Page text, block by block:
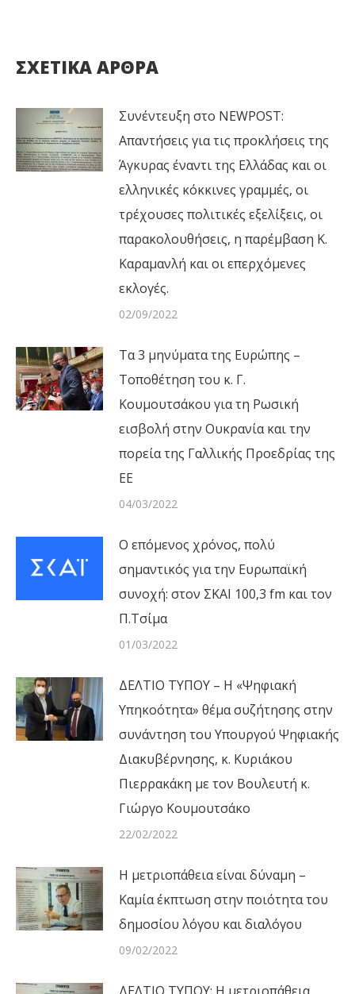
ΣΧΕΤΙΚΑ ΑΡΘΡΑ
Συνέντευξη στο NEWPOST:
Απαντήσεις για τις προκλήσεις της
Άγκυρας έναντι της Ελλάδας και οι
ελληνικές κόκκινες γραμμές, οι
τρέχουσες πολιτικές εξελίξεις, οι
παρακολουθήσεις, η παρέμβαση Κ.
Καραμανλή και οι επερχόμενες
εκλογές.
02/09/2022
Τα 3 μηνύματα της Ευρώπης –
Τοποθέτηση του κ. Γ.
Κουμουτσάκου για τη Ρωσική
εισβολή στην Ουκρανία και την
πορεία της Γαλλικής Προεδρίας της
ΕΕ
04/03/2022
Ο επόμενος χρόνος, πολύ
σημαντικός για την Ευρωπαϊκή
συνοχή: στον ΣΚΑΙ 100,3 fm και τον
Π.Τσίμα
01/03/2022
ΔΕΛΤΙΟ ΤΥΠΟΥ – Η «Ψηφιακή
Υπηκοότητα» θέμα συζήτησης στην
συνάντηση του Υπουργού Ψηφιακής
Διακυβέρνησης, κ. Κυριάκου
Πιερρακάκη με τον Βουλευτή κ.
Γιώργο Κουμουτσάκο
22/02/2022
Η μετριοπάθεια είναι δύναμη –
Καμία έκπτωση στην ποιότητα του
δημοσίου λόγου και διαλόγου
09/02/2022